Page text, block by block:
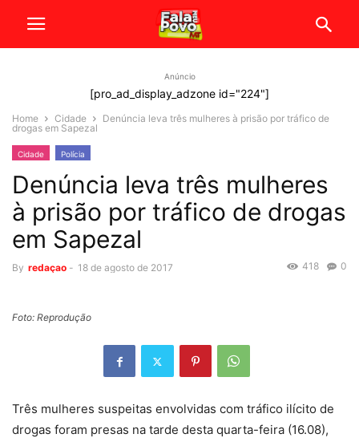
Anúncio
[pro_ad_display_adzone id="224"]
Home Cidade
Denúncia leva três mulheres à prisão por tráfico de
drogas em Sapezal
Cidade Polícia
Denúncia leva três mulheres
à prisão por tráfico de drogas
em Sapezal
By redaçao - 18 de agosto de 2017 0
418
Foto: Reprodução
Três mulheres suspeitas envolvidas com tráfico ilícito de
drogas foram presas na tarde desta quarta-feira (16.08),